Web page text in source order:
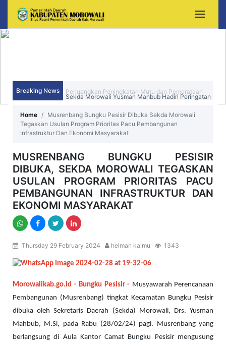
Breaking News Sekda Morowali Yusman Mahbub Hadiri Peringatan
Home
Musrenbang Bungku Pesisir Dibuka Sekda Morowali
Tegaskan Usulan Program Prioritas Pacu Pembangunan
Infrastruktur Dan Ekonomi Masyarakat
MUSRENBANG BUNGKU PESISIR
DIBUKA, SEKDA MOROWALI TEGASKAN
USULAN PROGRAM PRIORITAS PACU
PEMBANGUNAN INFRASTRUKTUR DAN
EKONOMI MASYARAKAT
Thursday 29 February 2024 helman kaimu 1343
Morowalikab.go.id - Bungku Pesisir - Musyawarah Perencanaan
Pembangunan (Musrenbang) tingkat Kecamatan Bungku Pesisir
dibuka oleh Sekretaris Daerah (Sekda) Morowali, Drs. Yusman
Mahbub, M.Si, pada Rabu (28/02/24) pagi. Musrenbang yang
berlangsung di Aula Kantor Camat Bungku Pesisir mengusung